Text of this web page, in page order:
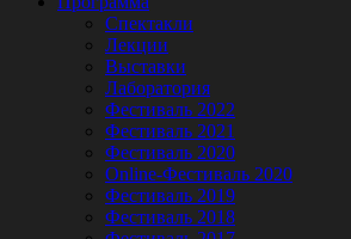
Спектакли
Лекции
Выставки
Лаборатория
Фестиваль 2022
Фестиваль 2021
Фестиваль 2020
Online-Фестиваль 2020
Фестиваль 2019
Фестиваль 2018